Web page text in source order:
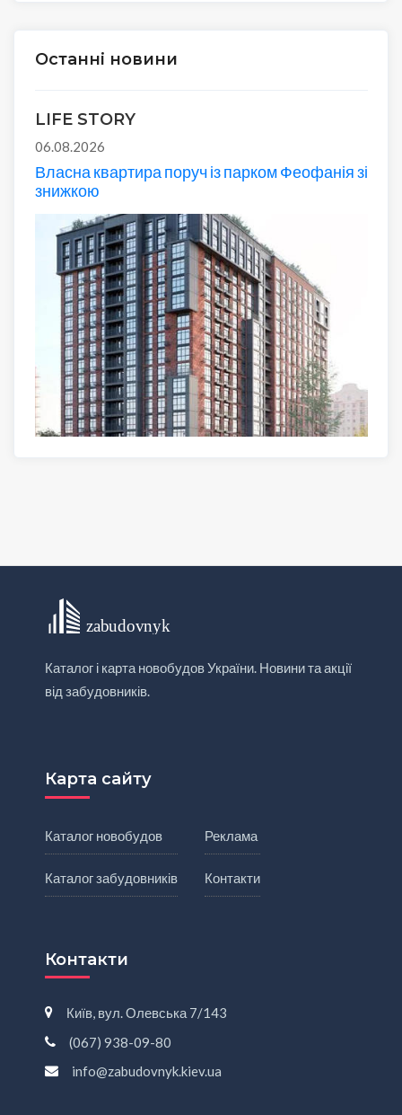
Останні новини
LIFE STORY
06.08.2026
Власна квартира поруч із парком Феофанія зі
знижкою
Каталог і карта новобудов України. Новини та акції
від забудовників.
Карта сайту
Каталог новобудов
Каталог забудовників
Реклама
Контакти
Контакти
Київ, вул. Олевська 7/143
(067) 938-09-80
info@zabudovnyk.kiev.ua